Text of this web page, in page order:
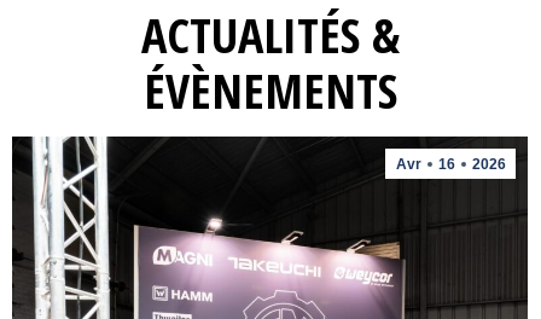
ACTUALITÉS &
ÉVÈNEMENTS
Avr 16 2026